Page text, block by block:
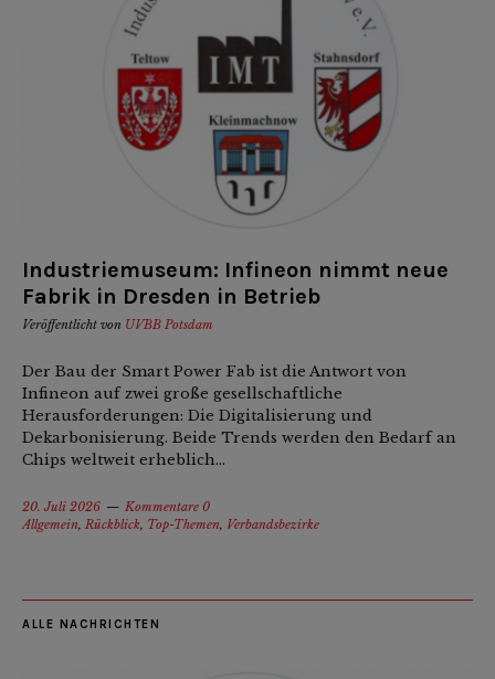
Industriemuseum: Infineon nimmt neue
Fabrik in Dresden in Betrieb
Veröffentlicht von UVBB Potsdam
Der Bau der Smart Power Fab ist die Antwort von
Infineon auf zwei große gesellschaftliche
Herausforderungen: Die Digitalisierung und
Dekarbonisierung. Beide Trends werden den Bedarf an
Chips weltweit erheblich...
20. Juli 2026
Kommentare 0
Allgemein, Rückblick, Top-Themen, Verbandsbezirke
ALLE NACHRICHTEN